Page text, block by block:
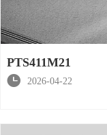
PTS411M21

2026-04-22